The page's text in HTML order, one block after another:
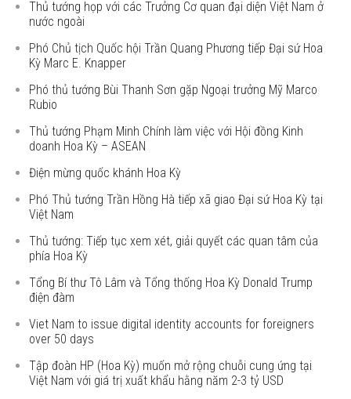
Thủ tướng họp với các Trưởng Cơ quan đại diện Việt Nam ở
nước ngoài
Phó Chủ tịch Quốc hội Trần Quang Phương tiếp Đại sứ Hoa
Kỳ Marc E. Knapper
Phó thủ tướng Bùi Thanh Sơn gặp Ngoại trưởng Mỹ Marco
Rubio
Thủ tướng Phạm Minh Chính làm việc với Hội đồng Kinh
doanh Hoa Kỳ – ASEAN
Điện mừng quốc khánh Hoa Kỳ
Phó Thủ tướng Trần Hồng Hà tiếp xã giao Đại sứ Hoa Kỳ tại
Việt Nam
Thủ tướng: Tiếp tục xem xét, giải quyết các quan tâm của
phía Hoa Kỳ
Tổng Bí thư Tô Lâm và Tổng thống Hoa Kỳ Donald Trump
điện đàm
Viet Nam to issue digital identity accounts for foreigners
over 50 days
Tập đoàn HP (Hoa Kỳ) muốn mở rộng chuỗi cung ứng tại
Việt Nam với giá trị xuất khẩu hằng năm 2-3 tỷ USD